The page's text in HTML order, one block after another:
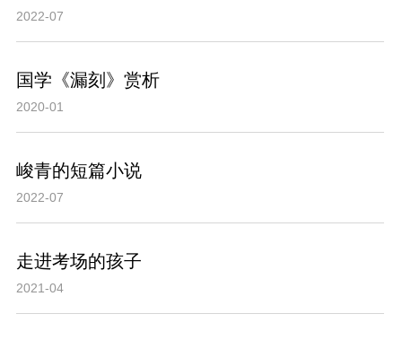
2022-07
国学《漏刻》赏析
2020-01
峻青的短篇小说
2022-07
走进考场的孩子
2021-04